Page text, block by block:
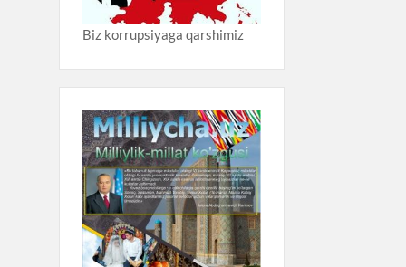
Biz korrupsiyaga qarshimiz